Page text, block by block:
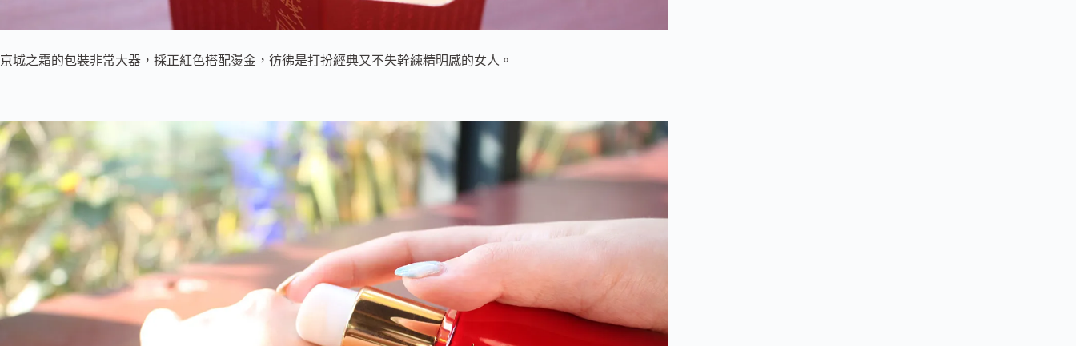
京城之霜的包裝非常大器，採正紅色搭配燙金，彷彿是打扮經典又不失幹練精明感的女人。